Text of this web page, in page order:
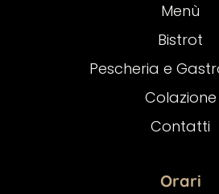
Menù
Bistrot
Pescheria e
Colazione
Contatti
Orari